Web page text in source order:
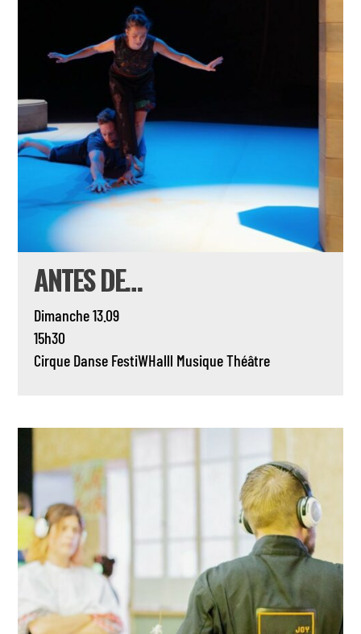
ANTES DE…
Dimanche 13.09
15h30
Cirque Danse FestiWHalll MusiqueThéâtre